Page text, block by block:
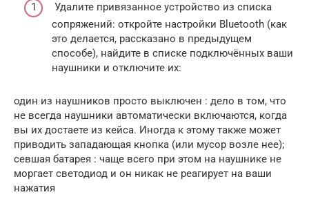
Удалите привязанное устройство из списка
сопряжений: откройте настройки Bluetooth (как
это делается, рассказано в предыдущем
способе), найдите в списке подключённых ваши
наушники и отключите их:
один из наушников просто выключен : дело в том, что
не всегда наушники автоматически включаются, когда
вы их достаете из кейса. Иногда к этому также может
приводить западающая кнопка (или мусор возле нее);
севшая батарея : чаще всего при этом на наушнике не
моргает светодиод и он никак не реагирует на ваши
нажатия